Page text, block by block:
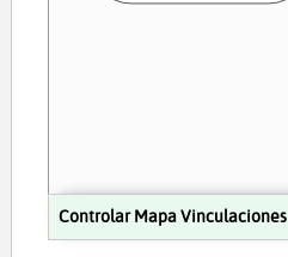
Controlar Mapa Vinculaciones